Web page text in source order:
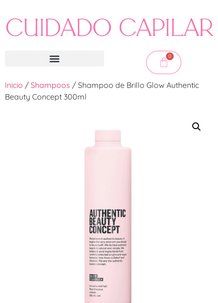
0
Inicio / Shampoos / Shampoo de Brillo Glow Authentic
Beauty Concept 300ml